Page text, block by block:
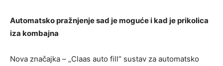
Automatsko pražnjenje sad je moguće i kad je prikolica
iza kombajna
Nova značajka – „Claas auto fill“ sustav za automatsko